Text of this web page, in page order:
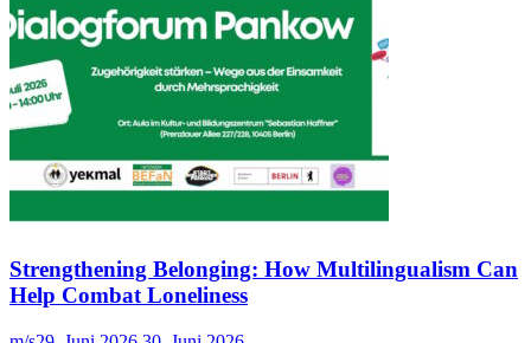
Strengthening Belonging: How Multilingualism Can
Help Combat Loneliness